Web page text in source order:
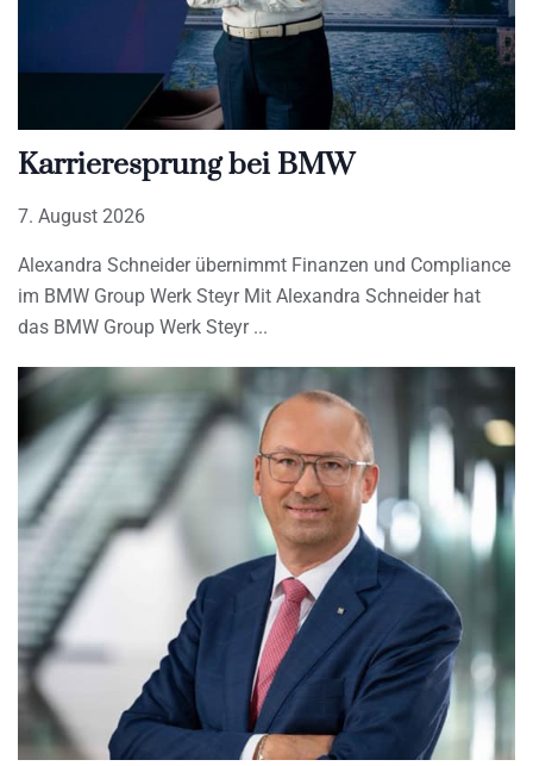
Karrieresprung bei BMW
7. August 2026
Alexandra Schneider übernimmt Finanzen und Compliance
im BMW Group Werk Steyr Mit Alexandra Schneider hat
das BMW Group Werk Steyr